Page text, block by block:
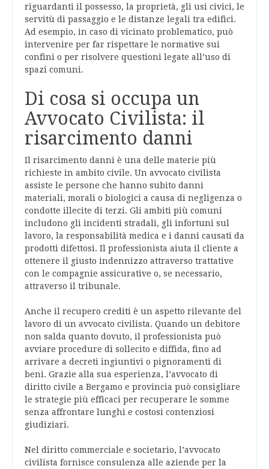
riguardanti il possesso, la proprietà, gli usi civici, le
servitù di passaggio e le distanze legali tra edifici.
Ad esempio, in caso di vicinato problematico, può
intervenire per far rispettare le normative sui
confini o per risolvere questioni legate all’uso di
spazi comuni.
Di cosa si occupa un
Avvocato Civilista: il
risarcimento danni
Il risarcimento danni è una delle materie più
richieste in ambito civile. Un avvocato civilista
assiste le persone che hanno subito danni
materiali, morali o biologici a causa di negligenza o
condotte illecite di terzi. Gli ambiti più comuni
includono gli incidenti stradali, gli infortuni sul
lavoro, la responsabilità medica e i danni causati da
prodotti difettosi. Il professionista aiuta il cliente a
ottenere il giusto indennizzo attraverso trattative
con le compagnie assicurative o, se necessario,
attraverso il tribunale.
Anche il recupero crediti è un aspetto rilevante del
lavoro di un avvocato civilista. Quando un debitore
non salda quanto dovuto, il professionista può
avviare procedure di sollecito e diffida, fino ad
arrivare a decreti ingiuntivi o pignoramenti di
beni. Grazie alla sua esperienza, l’avvocato di
diritto civile a Bergamo e provincia può consigliare
le strategie più efficaci per recuperare le somme
senza affrontare lunghi e costosi contenziosi
giudiziari.
Nel diritto commerciale e societario, l’avvocato
civilista fornisce consulenza alle aziende per la